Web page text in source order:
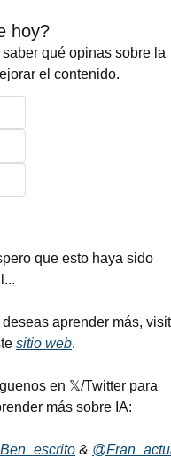
hoy?
qué opinas sobre la
el contenido.
que esto haya sido
deseas aprender más,
sitio web.
en 𝕏/Twitter para
más sobre IA:
&